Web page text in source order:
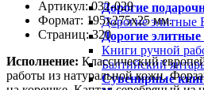
Дорогие
Дорогие элитные
Дорогие элитные
Книги ручной
Балтийский
Сувенирные
Артикул: 032-029
Формат: 195х275х25 мм.
Страниц: 320
Исполнение: Классический
работы из натуральной кожи.